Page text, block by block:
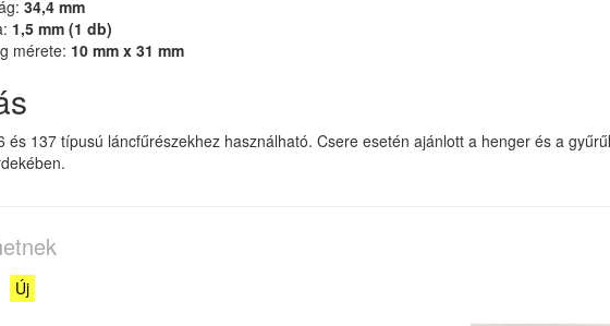
34,4 mm
1,5 mm (1 db)
mérete: 10 mm x 31 mm
és 137 típusú láncfűrészekhez használható. Csere esetén ajánlott a henger és a
Új